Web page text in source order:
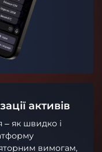
активів
– як швидко і
вимогам,